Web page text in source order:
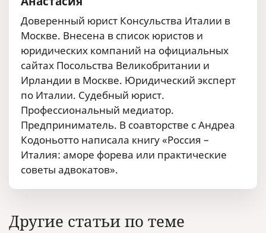
Доверенный юрист Консульства Италии в
Москве. Внесена в список юристов и
юридических компаний на официальных
сайтах Посольства Великобритании и
Ирландии в Москве. Юридический эксперт
по Италии. Судебный юрист.
Профессиональный медиатор.
Предприниматель. В соавторстве с Андреа
Кодоньотто написала книгу «Россия –
Италия: аморе форева или практические
советы адвокатов».
Другие статьи по теме